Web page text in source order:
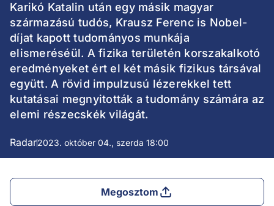
Karikó Katalin után egy másik magyar
származású tudós, Krausz Ferenc is Nobel-
díjat kapott tudományos munkája
elismeréséül. A fizika területén korszakalkotó
eredményeket ért el két másik fizikus társával
együtt. A rövid impulzusú lézerekkel tett
kutatásai megnyitották a tudomány számára az
elemi részecskék világát.
Radar2023. október 04., szerda 18:00
Megosztom